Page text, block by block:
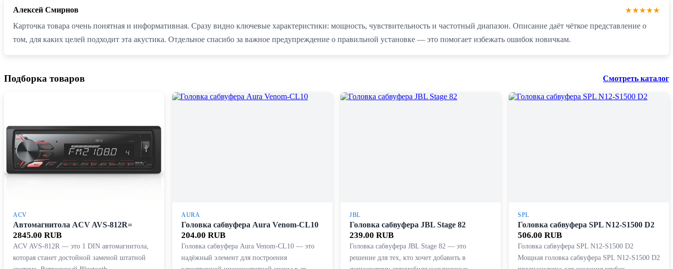
Алексей Смирнов
★★★★★
Карточка товара очень понятная и информативная. Сразу видно ключевые характеристики: мощность, чувствительность и частотный диапазон. Описание даёт чёткое представление о
том, для каких целей подходит эта акустика. Отдельное спасибо за важное предупреждение о правильной установке — это помогает избежать ошибок новичкам.
Подборка товаров Смотреть каталог
ACV
Автомагнитола ACV AVS-812R=
2845.00 RUB
ACV AVS-812R — это 1 DIN автомагнитола,
которая станет достойной заменой штатной
AURA
Головка сабвуфера Aura Venom-CL10
204.00 RUB
Головка сабвуфера Aura Venom-CL10 — это
надёжный элемент для построения
JBL
Головка сабвуфера JBL Stage 82
239.00 RUB
Головка сабвуфера JBL Stage 82 — это
решение для тех, кто хочет добавить в
SPL
Головка сабвуфера SPL N12-S1500 D2
506.00 RUB
Головка сабвуфера SPL N12-S1500 D2
Мощная головка сабвуфера SPL N12-S1500 D2